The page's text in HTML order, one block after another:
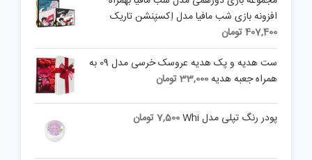
افزونه بازی شب مافیا مدل اِکسپَنشن تاریک
407,400تومان
ست هديه و پک هدیه عروسک خرسی مدل 09 به
همراه جعبه هدیه33,000تومان
پودر رنگ تپلی مدل Whi 7,500تومان